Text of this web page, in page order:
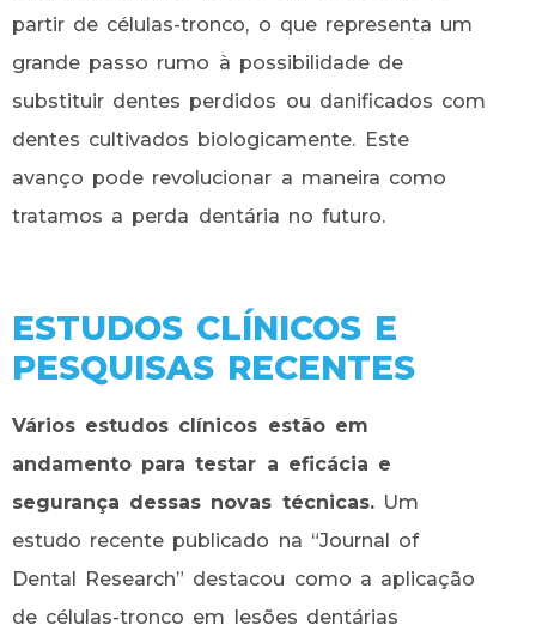
partir de células-tronco, o que representa um
grande passo rumo à possibilidade de
substituir dentes perdidos ou danificados com
dentes cultivados biologicamente. Este
avanço pode revolucionar a maneira como
tratamos a perda dentária no futuro.
ESTUDOS CLÍNICOS E
PESQUISAS RECENTES
Vários estudos clínicos estão em
andamento para testar a eficácia e
segurança dessas novas técnicas.Um
estudo recente publicado na “Journal of
Dental Research” destacou como a aplicação
de células-tronco em lesões dentárias